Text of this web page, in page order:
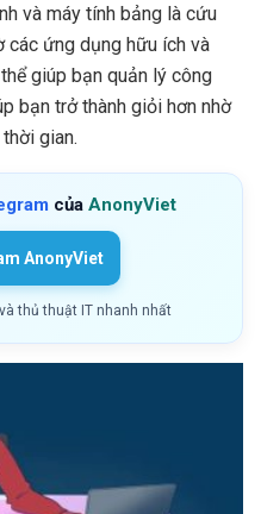
và máy tính bảng là cứu
các ứng dụng hữu ích và
giúp bạn quản lý công
bạn trở thành giỏi hơn nhờ
gian.
của AnonyViet
AnonyViet
thủ thuật IT nhanh nhất